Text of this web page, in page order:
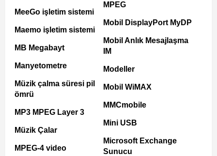
MeeGo işletim sistemi
Maemo işletim sistemi
MB Megabayt
Manyetometre
Müzik çalma süresi pil
ömrü
MP3 MPEG Layer 3
Müzik Çalar
MPEG-4 video
MPEG
Mobil DisplayPort MyDP
Mobil Anlık Mesajlaşma
IM
Modeller
Mobil WiMAX
MMCmobile
Mini USB
Microsoft Exchange
Sunucu